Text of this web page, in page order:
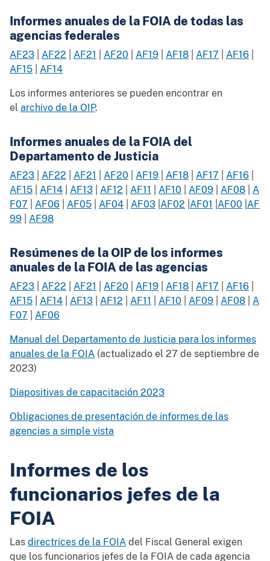
Informes anuales de la FOIA de todas las
agencias federales
AF23 AF22 AF21 AF20 AF19 AF18 AF17 AF16
AF15
AF14
Los informes anteriores se pueden encontrar en
el archivo de la OIP.
Informes anuales de la FOIA del
Departamento de Justicia
AF23 AF22 AF21 AF20 AF19 AF18 AF17 AF16
AF15
AF14 AF13 AF12 AF11 AF10 AF09 AF08
A
F07
AF06 AF05 AF04 AF03 AF02 AF01 AF00 AF
99
AF98
Resúmenes de la OIP de los informes
anuales de la FOIA de las agencias
AF23 AF22 AF21 AF20 AF19 AF18 AF17 AF16
AF15
AF14 AF13 AF12 AF11 AF10 AF09 AF08
A
F07
AF06
Manual del Departamento de Justicia para los informes
anuales de la FOIA (actualizado el 27 de septiembre de
2023)
Diapositivas de capacitación 2023
Obligaciones de presentación de informes de las
agencias a simple vista
Informes de los
funcionarios jefes de la
FOIA
Las directrices de la FOIA del Fiscal General exigen
que los funcionarios jefes de la FOIA de cada agencia